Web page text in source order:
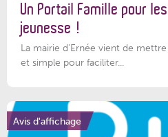
Un Portail Famille pour
jeunesse !
La mairie d’Ernée vient de
et simple pour faciliter...
Avis d'affichage